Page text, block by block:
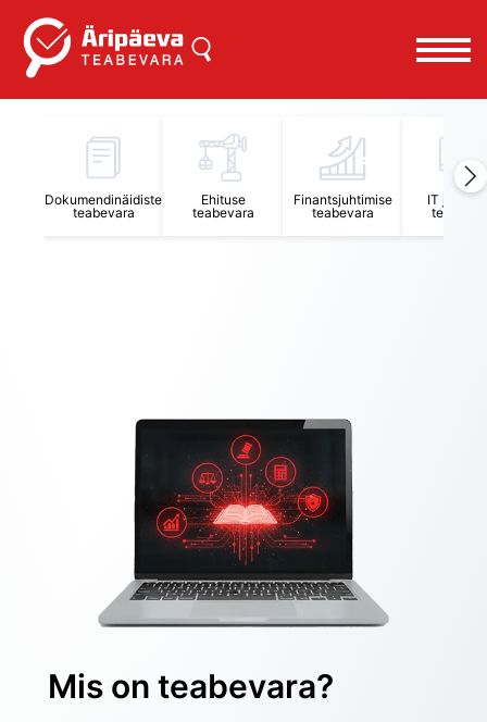
Dokumendinäidiste
teabevara
Ehituse
teabevara
Finantsjuhtimise
teabevara
IT
Mis on teabevara?